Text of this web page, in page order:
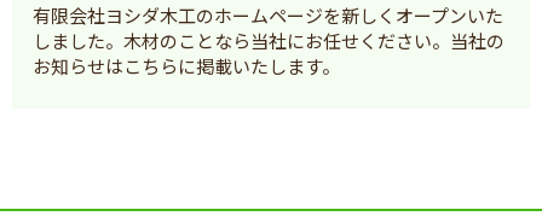
有限会社ヨシダ木工のホームページを新しくオープンいた
しました。木材のことなら当社にお任せください。当社の
お知らせはこちらに掲載いたします。